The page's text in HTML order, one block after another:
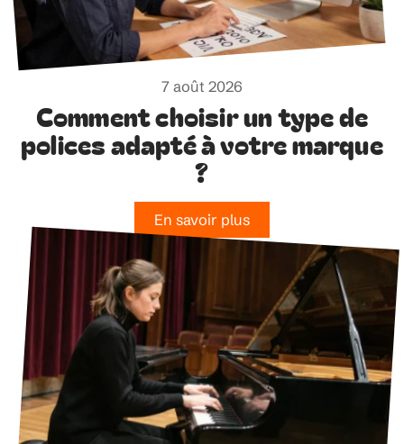
7 août 2026
Comment choisir un type de
polices adapté à votre marque
?
En savoir plus